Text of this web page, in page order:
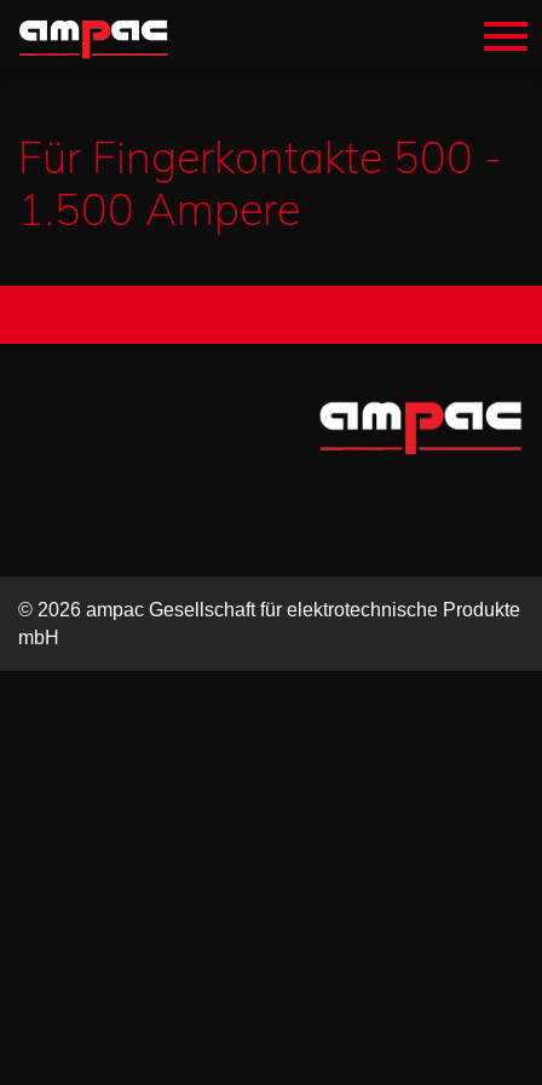
Für Fingerkontakte 500 -
1.500 Ampere
© 2026 ampac Gesellschaft für elektrotechnische Produkte
mbH